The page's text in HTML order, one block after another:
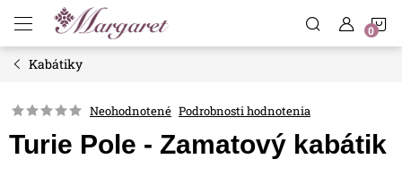
obsah
Kabátiky
Neohodnotené Podrobnosti hodnotenia
Turie Pole - Zamatový kabátik